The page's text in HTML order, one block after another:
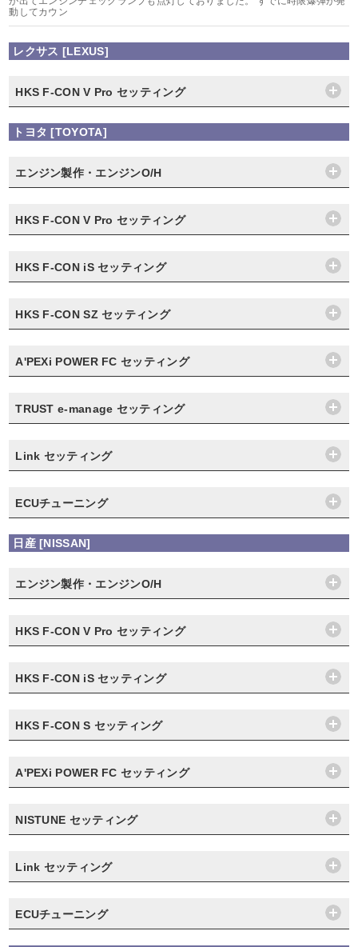
動してカウン
レクサス [LEXUS]
HKS F-CON V Pro セッティング
トヨタ [TOYOTA]
エンジン製作・エンジンO/H
HKS F-CON V Pro セッティング
HKS F-CON iS セッティング
HKS F-CON SZ セッティング
A'PEXi POWER FC セッティング
TRUST e-manage セッティング
Link セッティング
ECUチューニング
日産 [NISSAN]
エンジン製作・エンジンO/H
HKS F-CON V Pro セッティング
HKS F-CON iS セッティング
HKS F-CON S セッティング
A'PEXi POWER FC セッティング
NISTUNE セッティング
Link セッティング
ECUチューニング